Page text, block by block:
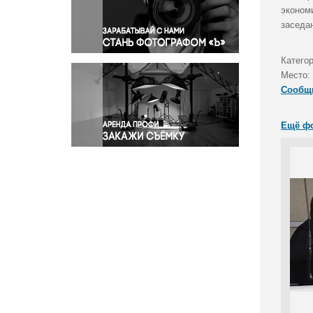
Правосудие
Происшествия и конфликты
Религия
Светская жизнь
Спорт
Экология
Экономика и бизнес
Место:
Ещё